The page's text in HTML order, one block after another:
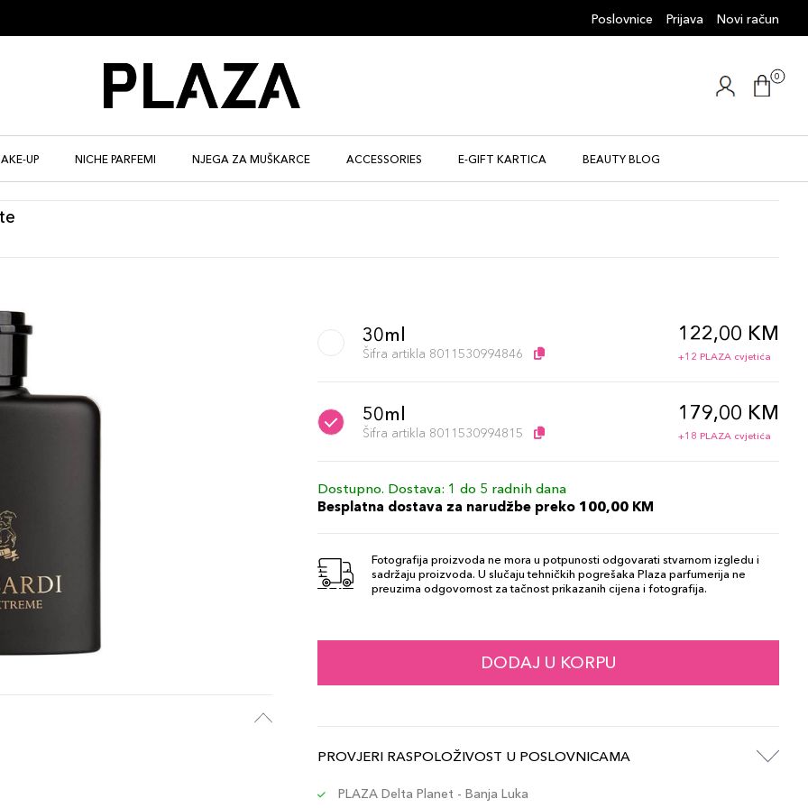
Poslovnice Prijava Novi račun
0
UP NICHE PARFEMI NJEGA ZA MUŠKARCE ACCESSORIES E-GIFT KARTICA BEAUTY BLOG
30ml
Šifra artikla 8011530994846
122,00 KM
+12 PLAZA cvjetića
50ml
Šifra artikla 8011530994815
179,00 KM
+18 PLAZA cvjetića
Dostupno. Dostava: 1 do 5 radnih dana
Besplatna dostava za narudžbe preko 100,00 KM
Fotografija proizvoda ne mora u potpunosti odgovarati stvarnom izgledu i
sadržaju proizvoda. U slučaju tehničkih pogrešaka Plaza parfumerija ne
preuzima odgovornost za tačnost prikazanih cijena i fotografija.
DODAJ U KORPU
PROVJERI RASPOLOŽIVOST U POSLOVNICAMA
PLAZA Delta Planet - Banja Luka